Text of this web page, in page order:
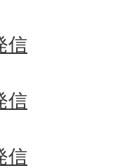
信
信
信